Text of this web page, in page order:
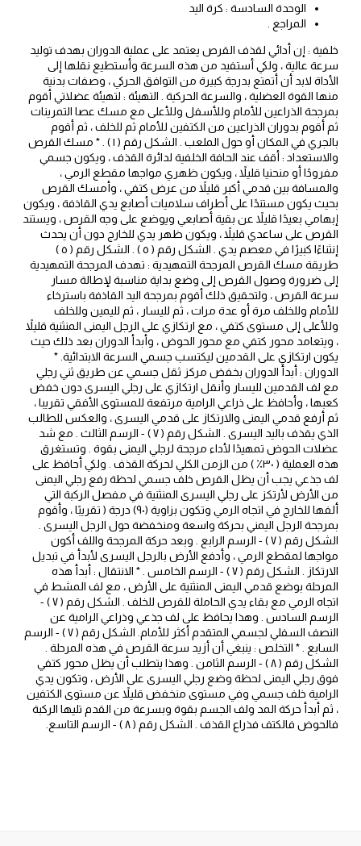
الوحدة السادسة : كرة اليد
المراجع .
خلفية : إن أدائي لقذف القرص يعتمد على عملية الدوران بهدف توليد
سرعة عالية ، ولكي أستفيد من هذه السرعة وأستطيع نقلها إلى
الأداة لابد أن أتمتع بدرجة كبيرة من التوافق الحركي ، وصفات بدنية
منها القوة العضلية ، والسرعة الحركية . التهيئة : لتهيئة عضلاتي أقوم
بمرجحة الذراعين للأمام وللأسفل وللأعلى مع مسك عصا التمرينات
ثم أقوم بدوران الذراعين من الكتفين للأمام ثم للخلف ، ثم أقوم
بالجري في المكان أو حول الملعب . الشكل رقم ( ۱ ) . * مسك القرص
والاستعداد : أقف عند الحافة الخلفية لدائرة القذف ، ويكون جسمي
مفرودًا أو منحنيا قليلاً ، ويكون ظهري مواجها مقطع الرمي ،
والمسافة بين قدمي أكبر قليلاً من عرض كتفي ، وأمسك القرص
بحيث يكون مستندًا على أطراف سلاميات أصابع يدي القاذفة ، ويكون
إبهامي بعيدًا قليلاً عن بقية أصابعي ويوضع على وجه القرص ، ويستند
القرص على ساعدي قليلاً ، ويكون ظهر يدي للخارج دون أن يحدث
إنثناءًا كبيرًا في معصم يدي . الشكل رقم ( ٥ ) . الشكل رقم ( ٥ )
طريقة مسك القرص المرجحة التمهيدية : تهدف المرجحة التمهيدية
إلى ضرورة وصول القرص إلى وضع بداية مناسبة لإطالة مسار
سرعة القرص ، ولتحقيق ذلك أقوم بمرجحة اليد القاذفة باسترخاء
للأمام وللخلف مرة أو عدة مرات ، ثم لليسار ، ثم لليمين وللخلف
وللأعلى إلى مستوى كتفي ، مع ارتكازي على الرجل اليمنى المنثنية قليلاً
، ويتعامد محور كتفي مع محور الحوض ، وأبدأ الدوران بعد ذلك حيث
يكون ارتكازي على القدمين ليكتسب جسمي السرعة الابتدائية. *
الدوران : أبدأ الدوران بخفض مركز ثقل جسمي عن طريق ثني رجلي
مع لف القدمين لليسار وأنقل ارتكازي على رجلي اليسرى دون خفض
كعبها ، وأحافظ على ذراعي الرامية مرتفعة للمستوى الأفقي تقريبا ،
ثم أرفع قدمي اليمنى والارتكاز على قدمي اليسرى ، والعكس للطالب
الذي يقذف باليد اليسرى . الشكل رقم ( ۷ ) - الرسم الثالث . مع شد
عضلات الحوض تمهيدًا لأداء مرجحة لرجلي اليمنى بقوة . وتستغرق
هذه العملية ( ٣٠٪ ) من الزمن الكلي لحركة القذف . ولكي أحافظ على
لف جذعي يجب أن يظل القرص خلف جسمي لحظة رفع رجلي اليمنى
من الأرض لأرتكز على رجلي اليسرى المنثنية في مفصل الركبة التي
ألفها للخارج في اتجاه الرمي وتكون بزاوية (۹۰) درجة ( تقريبًا ، وأقوم
بمرجحة الرجل اليمني بحركة واسعة ومنخفضة حول الرجل اليسرى .
الشكل رقم ( ۷ ) - الرسم الرابع . وبعد حركة المرجحة واللف أكون
مواجها لمقطع الرمي ، وأدفع الأرض بالرجل اليسرى لأبدأ في تبديل
الارتكاز . الشكل رقم ( ۷ ) - الرسم الخامس . * الانتقال : أبدأ هذه
المرحلة بوضع قدمي اليمنى المنثنية على الأرض ، مع لف المشط في
اتجاه الرمي مع بقاء يدي الحاملة للقرص للخلف . الشكل رقم ( ۷ ) -
الرسم السادس . وهذا يحافظ على لف جذعي وذراعي الرامية عن
النصف السفلي لجسمي المتقدم أكثر للأمام. الشكل رقم ( ۷ ) - الرسم
السابع . * التخلص : ينبغي أن أزيد سرعة القرص في هذه المرحلة .
الشكل رقم ( ۸ ) - الرسم الثامن . وهذا يتطلب أن يظل محور كتفي
فوق رجلي اليمنى لحظة وضع رجلي اليسرى على الأرض ، وتكون يدي
الرامية خلف جسمي وفي مستوى منخفض قليلاً عن مستوى الكتفين
، ثم أبدأ حركة المد ولف الجسم بقوة وبسرعة من القدم تليها الركبة
فالحوض فالكتف فذراع القذف . الشكل رقم ( ۸ ) - الرسم التاسع.